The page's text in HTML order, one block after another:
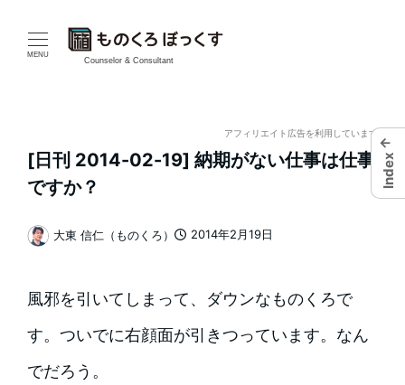
MENU
Counselor & Consultant
アフィリエイト広告を利用しています
[日刊 2014-02-19] 納期がない仕事は仕事
ですか？
2014年2月19日
著
大東 信仁（ものくろ）
風邪を引いてしまって、ダウンなものくろで
す。ついでに右顔面が引きつっています。なん
でだろう。
←
Index